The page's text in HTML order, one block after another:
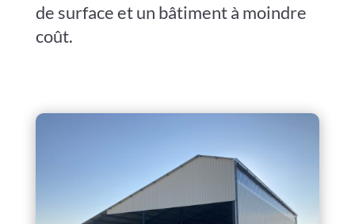
de surface et un bâtiment à moindre
coût.